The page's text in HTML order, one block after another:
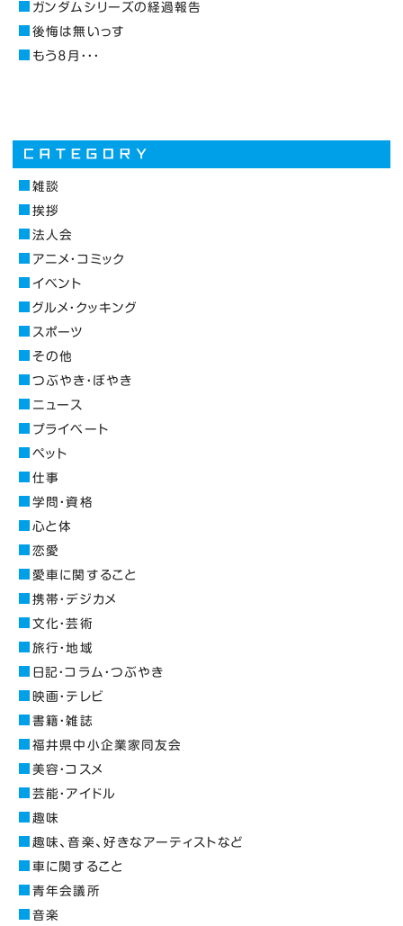
ガンダムシリーズの経過報告
後悔は無いっす
もう８月・・・
雑談
挨拶
法人会
アニメ・コミック
イベント
グルメ・クッキング
スポーツ
その他
つぶやき・ぼやき
ニュース
プライベート
ペット
仕事
学問・資格
心と体
恋愛
愛車に関すること
携帯・デジカメ
文化・芸術
旅行・地域
日記・コラム・つぶやき
映画・テレビ
書籍・雑誌
福井県中小企業家同友会
美容・コスメ
芸能・アイドル
趣味
趣味、音楽、好きなアーティストなど
車に関すること
青年会議所
音楽